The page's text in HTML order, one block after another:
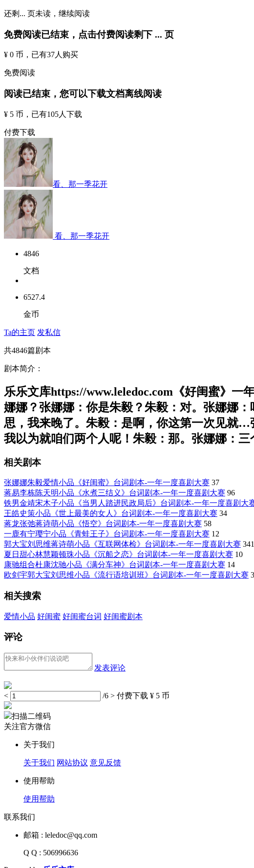
还剩 ... 页未读， 继续阅读
免费阅读已结束，点击付费阅读剩下 ... 页
¥ 0 币 ，已有37人购买
免费阅读
阅读已结束，您可以下载文档离线阅读
¥ 5 币 ，已有105人下载
付费下载
看、那一季花开
看、那一季花开
4846
文档
6527.4
金币
Ta的主页 发私信
共4846篇剧本
剧本简介：
乐乐文库https://www.leledoc.com《好闺蜜》
娜娜？张娜娜：你是朱毅？朱毅：对。张娜娜
思，我来晚了。朱毅：是啊，你这第一次见就…
我以为就咱们两个人呢！朱毅：那。张娜娜：
相关剧本
张娜娜朱毅爱情小品《好闺蜜》台词剧本-一年一度喜剧大赛 37
蒋易李栋陈天明小品《水煮三结义》台词剧本-一年一度喜剧大赛 96
铁男金靖宋木子小品《当男人踏进民政局后》台词剧本-一年一度喜剧大
王皓史策小品《世上最美的女人》台词剧本-一年一度喜剧大赛 34
蒋龙张弛蒋诗萌小品《悟空》台词剧本-一年一度喜剧大赛 58
一鹿有宁璎宁小品《青蛙王子》台词剧本-一年一度喜剧大赛 12
郭大宝刘思维蒋诗萌小品《互联网体检》台词剧本-一年一度喜剧大赛 341
夏日甜心林慧颖顿珠小品《沉船之恋》台词剧本-一年一度喜剧大赛 10
康驰组合杜康沈驰小品《满分车神》台词剧本-一年一度喜剧大赛 14
欧剑宇郭大宝刘思维小品《流行语培训班》台词剧本-一年一度喜剧大赛
相关搜索
爱情小品 好闺蜜 好闺蜜台词 好闺蜜剧本
评论
发表评论
< /6 > 付费下载 ¥ 5 币
扫描二维码
关注官方微信
关于我们
关于我们 网站协议 意见反馈
使用帮助
使用帮助
联系我们
邮箱 : leledoc@qq.com
Q Q : 506996636